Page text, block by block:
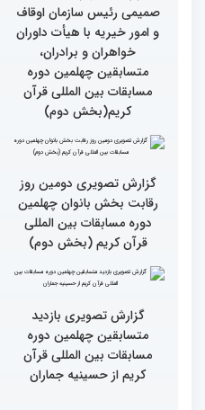
گزارش تصویری سومین روز
رقابت بخش برادران
چهلمین دوره مسابقات
بین‌المللی قرآن کریم(بخش
دوم)
گزارش تصویری نشست
صمیمی رئیس سازمان اوقاف
و امور خیریه با هیأت داوران
خواهران و برادران،
متسابقین چهلمین دوره
مسابقات بین المللی قرآن
کریم(بخش دوم)
گزارش تصویری دومین روز
رقابت بخش بانوان چهلمین